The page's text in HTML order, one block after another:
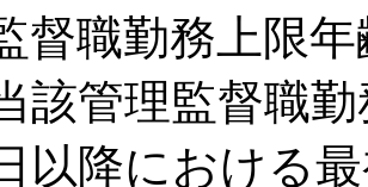
督職勤務上限
該管理監督職
以降における